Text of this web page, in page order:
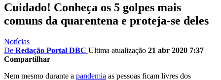
Cuidado! Conheça os 5 golpes mais
comuns da quarentena e proteja-se deles
Notícias
De Redação Portal DBC Ultima atualização 21 abr 2020 7:37
Compartilhar
Nem mesmo durante a pandemia as pessoas ficam livres dos